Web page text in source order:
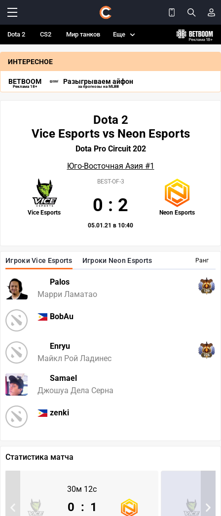
Dota 2 CS2 Мир танков Еще
ИНТЕРЕСНОЕ
BETBOOM
Реклама 18+
Разыгрываем айфон
за прогнозы на MLBB
Ранг
Игроки Vice Esports Игроки Neon Esports
Palos
Марри Ламатао
139
BobAu
Enryu
Майкл Рой Ладинес
226
Samael
Джошуа Дела Серна
zenki
Dota 2
Vice Esports vs Neon Esports
Dota Pro Circuit 202
Юго-Восточная Азия #1
Vice Esports Neon Esports
BEST-OF-3
0 : 2
05.01.21 в 10:40
Статистика матча
30м 12с
0 : 1